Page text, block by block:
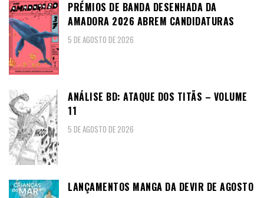
PRÉMIOS DE BANDA DESENHADA DA
AMADORA 2026 ABREM CANDIDATURAS
5 DE AGOSTO DE 2026
ANÁLISE BD: ATAQUE DOS TITÃS – VOLUME
11
5 DE AGOSTO DE 2026
LANÇAMENTOS MANGA DA DEVIR DE AGOSTO